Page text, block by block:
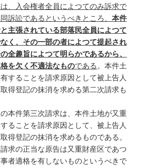
、入会権者全員によつてのみ訴求で
訴訟であるというべきところ、 本件
主張されている部落民全員によつて
く、その一部の者によつて提起され
全趣旨によつて明らかであるから、
を欠く不適法なものである 。本件土
することを請求原因として被上告人
得登記の抹消を求める第二次請求も
本件第三次請求は、本件土地が又重
ることを請求原因として、被上告人
得登記の抹消を求めるものである。
求の正当な原告は又重財産区であつ
者適格を有しないものというべきで